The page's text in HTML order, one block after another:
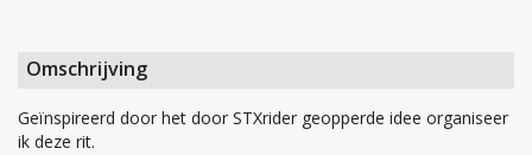
Omschrijving
Geïnspireerd door het door STXrider geopperde idee organiseer
ik deze rit.